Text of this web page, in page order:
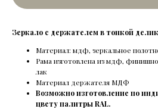
Зеркало с держателем в тонкой
Материал: мдф, зеркальное
Рама изготовлена из мдф,
лак
Материал держателя МДФ
Возможно изготовление по
цвету палитры RAL.